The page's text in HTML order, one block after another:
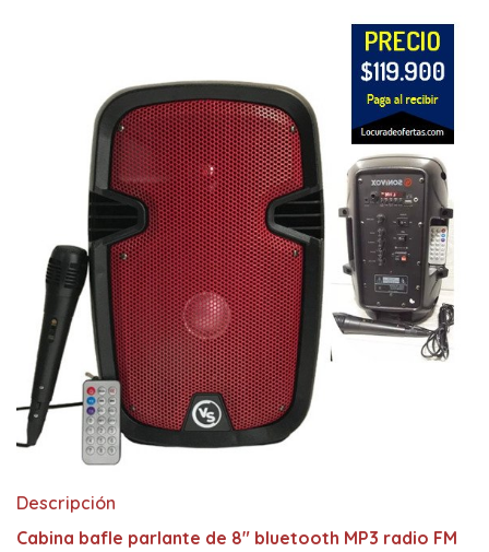
Descripción
Cabina bafle parlante de 8" bluetooth MP3 radio FM